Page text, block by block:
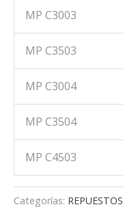
MP C3003
MP C3503
MP C3004
MP C3504
MP C4503
Categorías: REPUESTOS